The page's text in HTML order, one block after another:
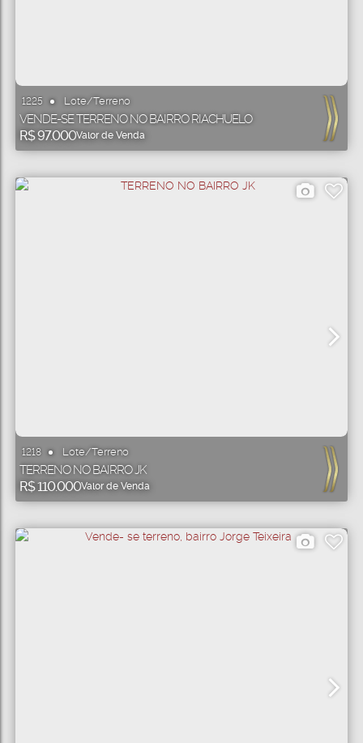
1225 Lote/Terreno
R$97.000Valor de Venda
VENDE-SE TERRENO NO BAIRRO RIACHUELO
1218 Lote/Terreno
R$110.000Valor de Venda
TERRENO NO BAIRRO JK